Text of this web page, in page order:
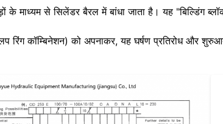
के माध्यम से सिलेंडर बैरल में बांधा जाता है। यह "बिल्डिंग
रिंग कॉम्बिनेशन) को अपनाकर, यह घर्षण प्रतिरोध और